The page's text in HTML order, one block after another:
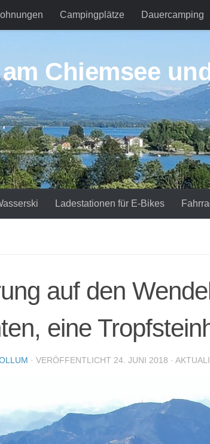
Campingplätze Dauercamping
Chiemsee
Ladestationen für E-Bikes
auf den
eine
· VERÖFFENTLICHT 24. JUNI 2018 ·